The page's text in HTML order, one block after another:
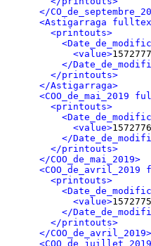
</
<Astigarraga
<printouts>
<value>
</
</printouts>
</Astigarraga>
<printouts>
<value>
</
</printouts>
</COO_de_mai_2019>
<printouts>
<value>
</
</printouts>
</COO_de_avril_2019>